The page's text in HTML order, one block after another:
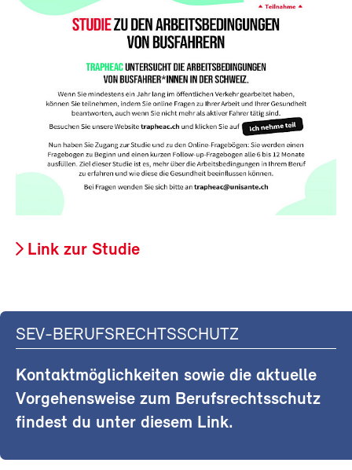
Link zur Studie
SEV-BERUFSRECHTSSCHUTZ
Kontaktmöglichkeiten sowie die aktuelle
Vorgehensweise zum Berufsrechtsschutz
findest du unter diesem Link.